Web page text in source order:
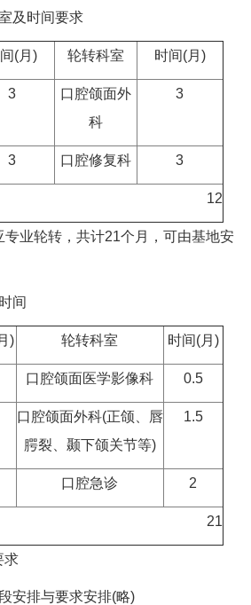
时间要求
(月) 轮转科室 时间(月)
3
口腔颌面外
科
3
3 口腔修复科 3
12
业轮转，共计21个月，可由基地安
间
) 轮转科室 时间(月)
口腔颌面医学影像科 0.5
口腔颌面外科(正颌、唇
腭裂、颞下颌关节等)
1.5
口腔急诊 2
21
排与要求安排(略)